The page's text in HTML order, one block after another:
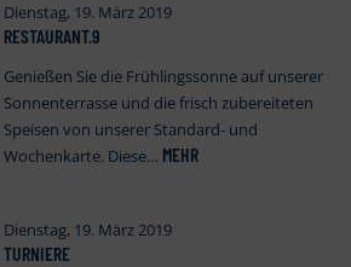
Dienstag, 19. März 2019
RESTAURANT.9
Genießen Sie die Frühlingssonne auf unserer
Sonnenterrasse und die frisch zubereiteten
Speisen von unserer Standard- und
Wochenkarte. Diese… MEHR
Dienstag, 19. März 2019
TURNIERE